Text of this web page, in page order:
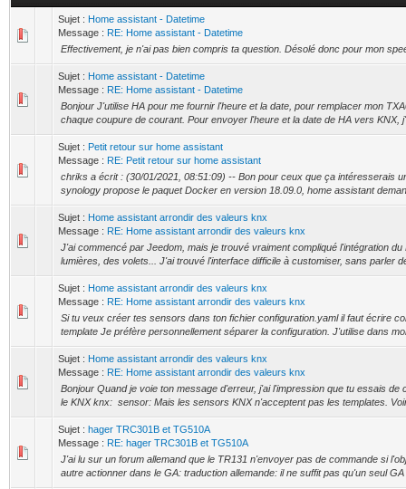
Sujet : Home assistant - Datetime
Message : RE: Home assistant - Datetime
Effectivement, je n'ai pas bien compris ta question. Désolé donc pour mon
Sujet : Home assistant - Datetime
Message : RE: Home assistant - Datetime
Bonjour J'utilise HA pour me fournir l'heure et la date, pour remplacer mon
chaque coupure de courant. Pour envoyer l'heure et la date de HA vers KNX,
Sujet : Petit retour sur home assistant
Message : RE: Petit retour sur home assistant
chriks a écrit : (30/01/2021, 08:51:09) -- Bon pour ceux que ça intéresserais
synology propose le paquet Docker en version 18.09.0, home assistant
Sujet : Home assistant arrondir des valeurs knx
Message : RE: Home assistant arrondir des valeurs knx
J'ai commencé par Jeedom, mais je trouvé vraiment compliqué l'intégration
lumières, des volets... J'ai trouvé l'interface difficile à customiser, sans parler
Sujet : Home assistant arrondir des valeurs knx
Message : RE: Home assistant arrondir des valeurs knx
Si tu veux créer tes sensors dans ton fichier configuration.yaml il faut écrire
template Je préfère personnellement séparer la configuration. J'utilise dans
Sujet : Home assistant arrondir des valeurs knx
Message : RE: Home assistant arrondir des valeurs knx
Bonjour Quand je voie ton message d'erreur, j'ai l'impression que tu essais de
le KNX knx: sensor: Mais les sensors KNX n'acceptent pas les templates.
Sujet : hager TRC301B et TG510A
Message : RE: hager TRC301B et TG510A
J'ai lu sur un forum allemand que le TR131 n'envoyer pas de commande si
autre actionner dans le GA: traduction allemande: il ne suffit pas qu'un seul